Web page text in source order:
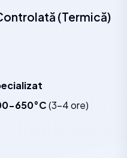
(Termică)
650°C(3-4 ore)